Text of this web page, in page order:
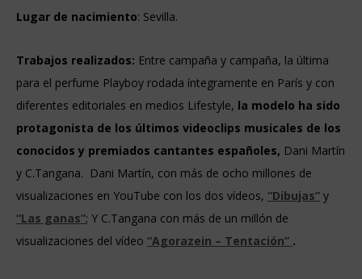
Lugar de nacimiento: Sevilla.
Trabajos realizados: Entre campaña y campaña, la última
para el perfume Playboy rodada íntegramente en París y con
diferentes editoriales en medios Lifestyle, la modelo ha sido
protagonista de los últimos videoclips musicales de los
conocidos y premiados cantantes españoles, Dani Martín
y C.Tangana. Dani Martín, con más de ocho millones de
visualizaciones en YouTube con los dos vídeos, “Dibujas” y
“Las ganas”; Y C.Tangana con más de un millón de
visualizaciones del vídeo “Agorazein – Tentación” .